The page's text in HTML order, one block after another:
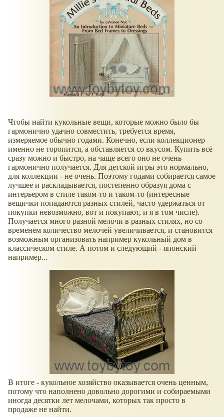
Чтобы найти кукольные вещи, которые можно было бы
гармонично удачно совместить, требуется время,
измеряемое обычно годами. Конечно, если коллекционер
именно не торопится, а обставляется со вкусом. Купить всё
сразу можно и быстро, на чаще всего оно не очень
гармонично получается. Для детской игры это нормально,
для коллекции - не очень. Поэтому годами собирается самое
лучшее и раскладывается, постепенно образуя дома с
интерьером в стиле таком-то и таком-то (интересные
вещички попадаются разных стилей, часто удержаться от
покупки невозможно, вот и покупают, и я в том числе).
Получается много разной мелочи в разных стилях, но со
временем количество мелочей увеличивается, и становится
возможным организовать например кукольный дом в
классическом стиле. А потом и следующий - японский
например...
В итоге - кукольное хозяйство оказывается очень ценным,
потому что наполнено довольно дорогими и собираемыми
иногда десятки лет мелочами, которых так просто в
продаже не найти.